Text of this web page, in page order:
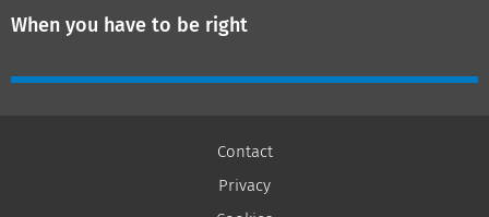
When you have to be right
Contact
Privacy